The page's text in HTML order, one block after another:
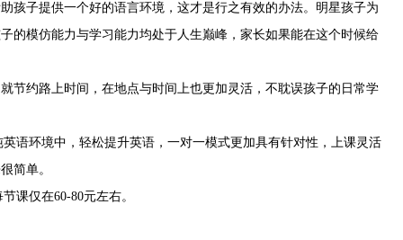
孩子提供一个好的语言环境，这才是行之有效的办法。明星孩子为
的模仿能力与学习能力均处于人生巅峰，家长如果能在这个时候给
节约路上时间，在地点与时间上也更加灵活，不耽误孩子的日常学
语环境中，轻松提升英语，一对一模式更加具有针对性，上课灵活
简单。
节课仅在60-80元左右。